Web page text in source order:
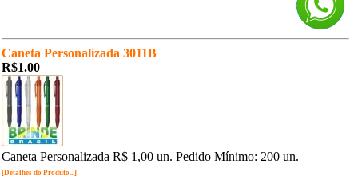
Caneta Personalizada 3011B
R$1.00
Caneta Personalizada R$ 1,00 un. Pedido Mínimo: 200 un.
[Detalhes do Produto...]